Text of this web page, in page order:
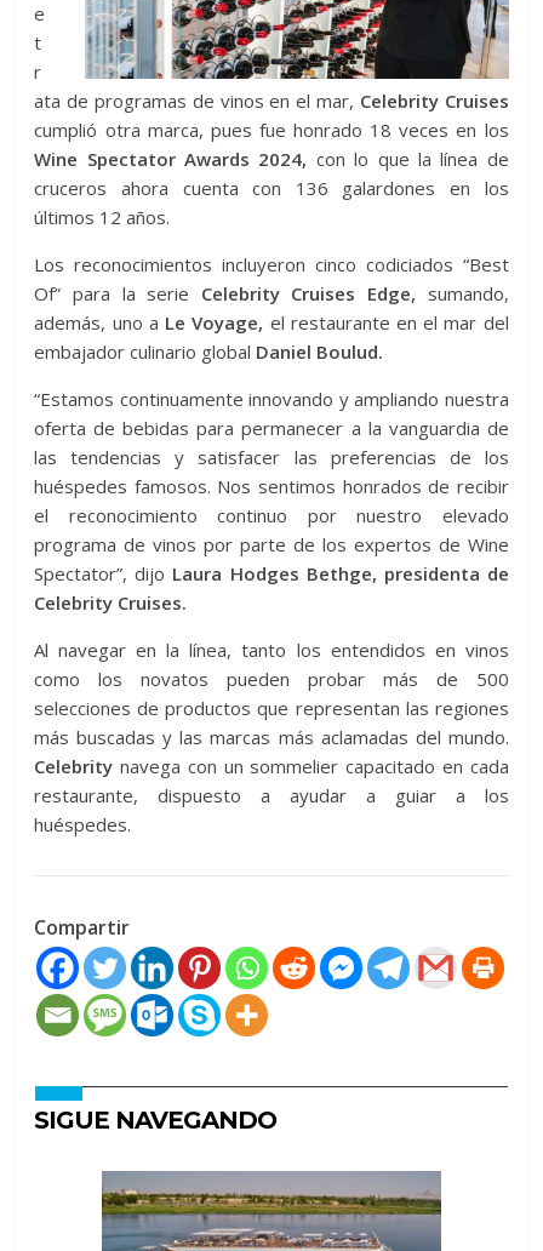
e
t
r
ata de programas de vinos en el mar, Celebrity Cruises
cumplió otra marca, pues fue honrado 18 veces en los
Wine Spectator Awards 2024, con lo que la línea de
cruceros ahora cuenta con 136 galardones en los
últimos 12 años.
Los reconocimientos incluyeron cinco codiciados “Best
Of” para la serie Celebrity Cruises Edge, sumando,
además, uno a Le Voyage, el restaurante en el mar del
embajador culinario global Daniel Boulud.
“Estamos continuamente innovando y ampliando nuestra
oferta de bebidas para permanecer a la vanguardia de
las tendencias y satisfacer las preferencias de los
huéspedes famosos. Nos sentimos honrados de recibir
el reconocimiento continuo por nuestro elevado
programa de vinos por parte de los expertos de Wine
Spectator”, dijo Laura Hodges Bethge, presidenta de
Celebrity Cruises.
Al navegar en la línea, tanto los entendidos en vinos
como los novatos pueden probar más de 500
selecciones de productos que representan las regiones
más buscadas y las marcas más aclamadas del mundo.
Celebrity navega con un sommelier capacitado en cada
restaurante, dispuesto a ayudar a guiar a los
huéspedes.
Compartir
SIGUE NAVEGANDO